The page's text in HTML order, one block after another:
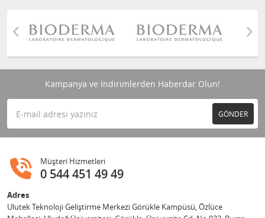
Kampanya ve İndirimlerden Haberdar Olun!
GÖNDER
Müşteri Hizmetleri
0 544 451 49 49
Adres
Ulutek Teknoloji Geliştirme Merkezi Görükle Kampüsü, Özlüce